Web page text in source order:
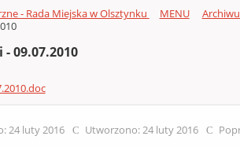
- Rada Miejska w Olsztynku MENU
09.07.2010
24 luty 2016 Utworzono: 24 luty 2016